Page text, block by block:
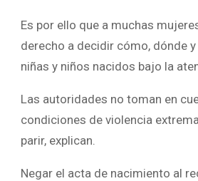
Es por ello que a muchas
derecho a decidir cómo, dónde
niñas y niños nacidos bajo la
Las autoridades no toman en
condiciones de violencia
parir, explican.
Negar el acta de nacimiento al